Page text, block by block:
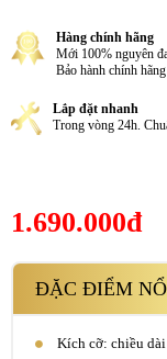
Hàng chính hãng
Mới 100% nguyên
Bảo hành chính
Lắp đặt nhanh
Trong vòng 24h.
1.690.000đ
ĐẶC ĐIỂM
Kích cỡ: chiều